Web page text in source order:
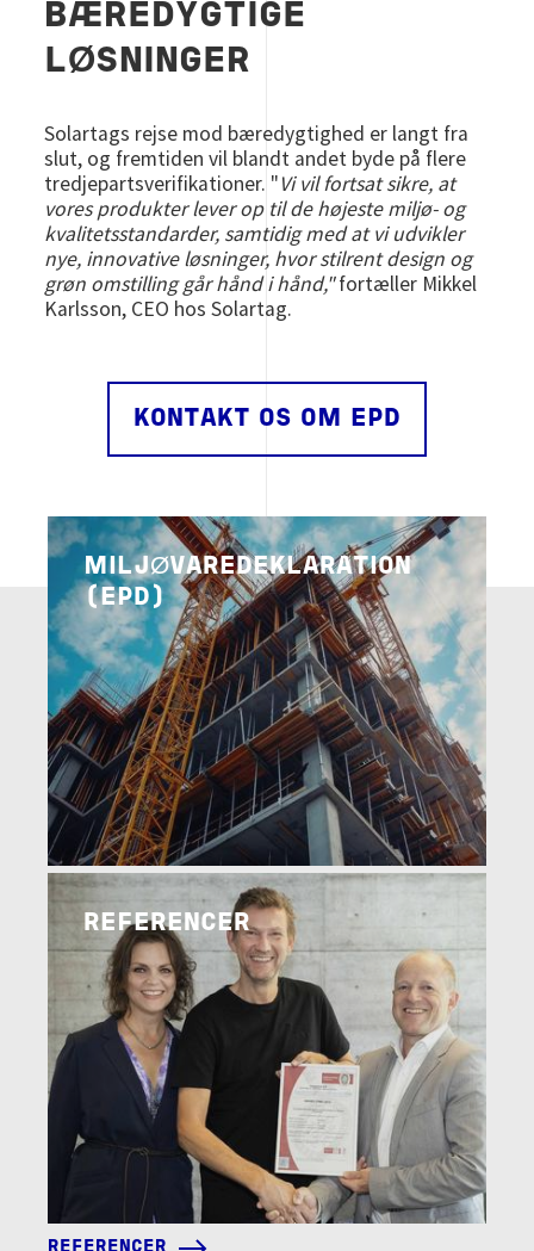
BÆREDYGTIGE
LØSNINGER
Solartags rejse mod bæredygtighed er langt fra
slut, og fremtiden vil blandt andet byde på flere
tredjepartsverifikationer. "Vi vil fortsat sikre, at
vores produkter lever op til de højeste miljø- og
kvalitetsstandarder, samtidig med at vi udvikler
nye, innovative løsninger, hvor stilrent design og
grøn omstilling går hånd i hånd,"fortæller Mikkel
Karlsson, CEO hos Solartag.
KONTAKT OS OM EPD
Image
MILJØVAREDEKLARATION
(EPD)
LÆS MERE
Image
REFERENCER